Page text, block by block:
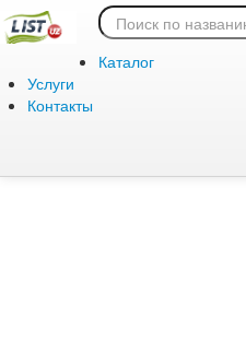
Каталог
Услуги
Контакты
Ошибка